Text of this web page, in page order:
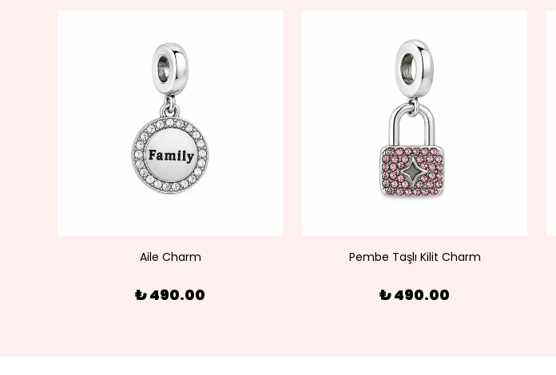
Aile Charm
₺ 490.00
Pembe Taşlı Kilit Charm
₺ 490.00